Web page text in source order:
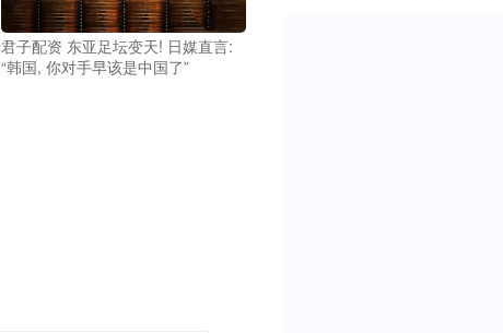
君子配资 东亚足坛变天! 日媒直言:
“韩国, 你对手早该是中国了”